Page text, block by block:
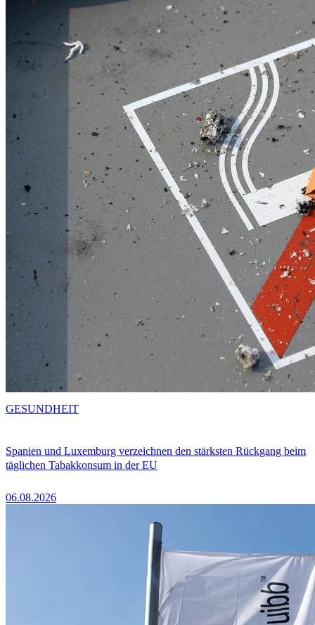
Spanien und Luxemburg verzeichnen den stärksten Rückgang beim
täglichen Tabakkonsum in der EU
06.08.2026
GESUNDHEIT